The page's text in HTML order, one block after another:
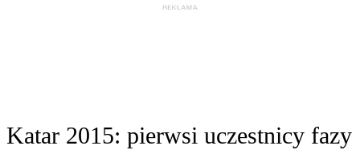
Katar 2015: pierwsi uczestnicy fazy